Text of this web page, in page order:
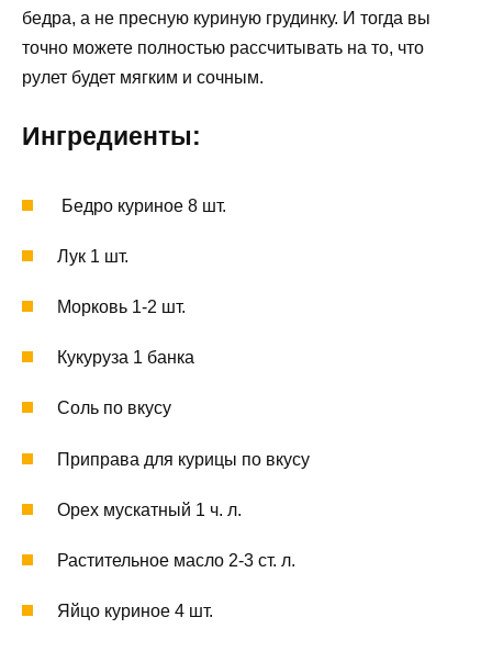
бедра, а не пресную куриную грудинку. И тогда вы
точно можете полностью рассчитывать на то, что
рулет будет мягким и сочным.
Ингредиенты:
Бедро куриное 8 шт.
Лук 1 шт.
Морковь 1-2 шт.
Кукуруза 1 банка
Соль по вкусу
Приправа для курицы по вкусу
Орех мускатный 1 ч. л.
Растительное масло 2-3 ст. л.
Яйцо куриное 4 шт.